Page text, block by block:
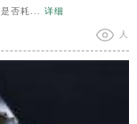
否耗... 详细
人